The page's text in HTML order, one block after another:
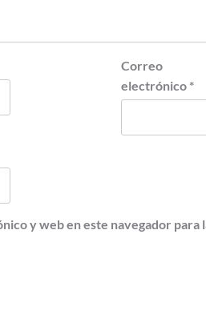
Correo
electrónico *
y web en este navegador para